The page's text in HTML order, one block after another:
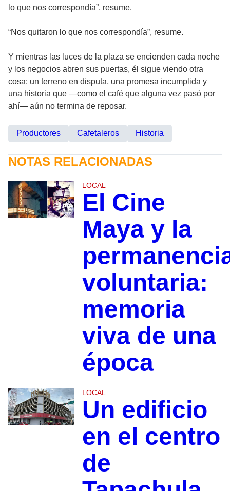
lo que nos correspondía”, resume.
“Nos quitaron lo que nos correspondía”, resume.
Y mientras las luces de la plaza se encienden cada noche
y los negocios abren sus puertas, él sigue viendo otra
cosa: un terreno en disputa, una promesa incumplida y
una historia que —como el café que alguna vez pasó por
ahí— aún no termina de reposar.
Productores Cafetaleros Historia
NOTAS RELACIONADAS
LOCAL
El Cine
Maya y la
voluntaria:
memoria
viva de una
época
LOCAL
Un edificio
en el centro
de